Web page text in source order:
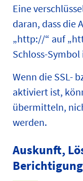
Eine
daran, dass die
„http://“ auf
Schloss-
Wenn die SSL-
aktiviert ist,
übermitteln,
werden.
Auskunft,
Berichtigung